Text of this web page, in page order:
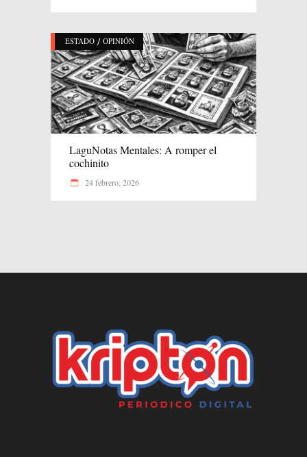
ESTADO / OPINIÓN
LaguNotas Mentales: A romper el
cochinito
24 febrero, 2026